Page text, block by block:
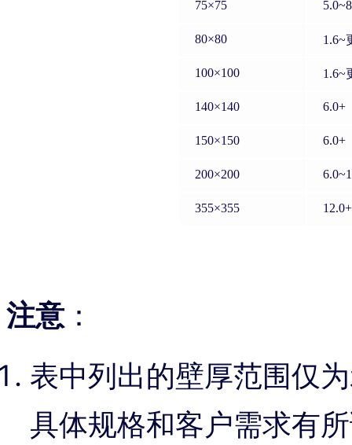
75×75
80×80 1.6~
100×100 1.6~
140×140 6.0+
150×150 6.0+
200×200
355×355 12.0+
注意 ：
表中列出的壁厚范围仅
具体规格和客户需求有